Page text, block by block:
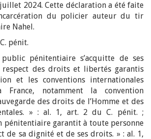
2024. Cette déclaration a été faite
du policier auteur du tir
Nahel.
pénit.
pénitentiaire s’acquitte de ses
respect des droits et libertés garantis
et les conventions internationales
notamment la convention
des droits de l’Homme et des
» : al. 1, art. 2 du C. pénit. ;
pénitentiaire garantit à toute personne
de sa dignité et de ses droits. » : al. 1,